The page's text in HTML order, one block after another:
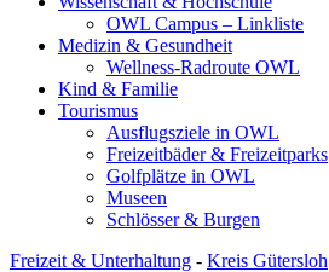
OWL Campus – Linkliste
Medizin & Gesundheit
Wellness-Radroute OWL
Kind & Familie
Tourismus
Ausflugsziele in OWL
Freizeitbäder & Freizeitparks
Golfplätze in OWL
Museen
Schlösser & Burgen
Freizeit & Unterhaltung - Kreis Gütersloh